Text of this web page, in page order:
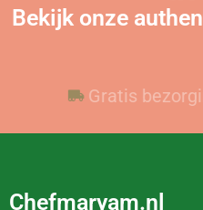
Bekijk onze
Gratis
Voor 23:59
Chefmaryam.nl